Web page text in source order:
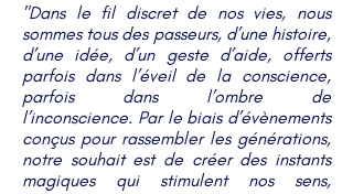
"Dans le fil discret de nos vies, nous
sommes tous des passeurs, d’une histoire,
d’une idée, d’un geste d’aide, offerts
parfois dans l’éveil de la conscience,
parfois dans l’ombre de
l’inconscience. Par le biais d’évènements
conçus pour rassembler les générations,
notre souhait est de créer des instants
magiques qui stimulent nos sens,